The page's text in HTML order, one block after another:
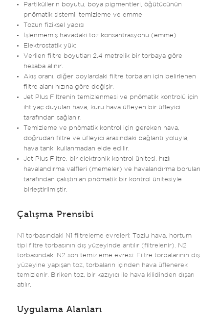
Partiküllerin boyutu, boya pigmentleri, öğütücünün
pnömatik sistemi, temizleme ve emme
Tozun fiziksel yapısı
İşlenmemiş havadaki toz konsantrasyonu (emme)
Elektrostatik yük:
Verilen filtre boyutları 2,4 metrelik bir torbaya göre
hesaba alınır.
Akış oranı, diğer boylardaki filtre torbaları için belirlenen
filtre alanı hızına göre değişir.
Jet Plus Filtrenin temizlenmesi ve pnömatik kontrolü için
ihtiyaç duyulan hava, kuru hava üfleyen bir üfleyici
tarafından sağlanır.
Temizleme ve pnömatik kontrol için gereken hava,
doğrudan filtre ve üfleyici arasındaki bağlantı yoluyla,
hava tankı kullanmadan elde edilir.
Jet Plus Filtre, bir elektronik kontrol ünitesi, hızlı
havalandırma valfleri (memeler) ve havalandırma boruları
tarafından çalıştırılan pnömatik bir kontrol ünitesiyle
birleştirilmiştir.
Çalışma Prensibi
N1 torbasındaki N1 filtreleme evreleri: Tozlu hava, hortum
tipi filtre torbasının dış yüzeyinde arıtılır (filtrelenir). N2
torbasındaki N2 son temizleme evresi: Filtre torbalarının dış
yüzeyine yapışan toz, torbaların içinden hava üflenerek
temizlenir. Biriken toz, bir kazıyıcı ile hava kilidinden dışarı
atılır.
Uygulama Alanları